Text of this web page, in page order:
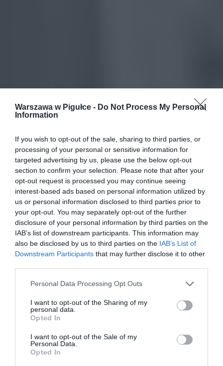
Warszawa w Pigułce - Do Not Process My Personal
Information
If you wish to opt-out of the sale, sharing to third parties, or
processing of your personal or sensitive information for
targeted advertising by us, please use the below opt-out
section to confirm your selection. Please note that after your
opt-out request is processed you may continue seeing
interest-based ads based on personal information utilized by
us or personal information disclosed to third parties prior to
your opt-out. You may separately opt-out of the further
disclosure of your personal information by third parties on the
IAB’s list of downstream participants. This information may
also be disclosed by us to third parties on the IAB’s List of
Downstream Participants that may further disclose it to other
Personal Data Processing Opt Outs
I want to opt-out of the Sharing of my
personal data.
Opted In
I want to opt-out of the Sale of my
Personal Data.
Opted In